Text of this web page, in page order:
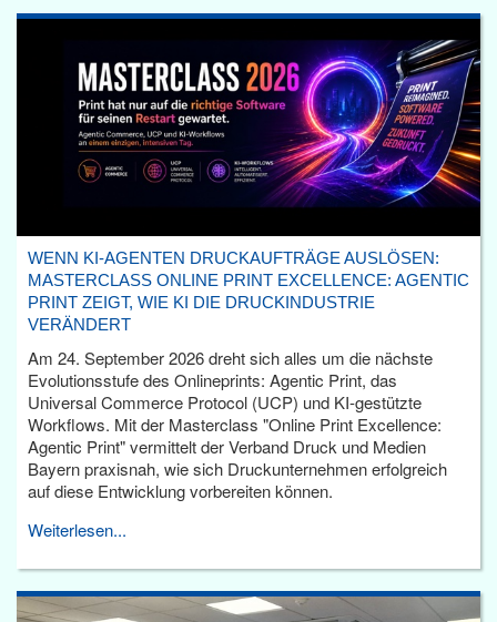
WENN KI-AGENTEN DRUCKAUFTRÄGE AUSLÖSEN:
MASTERCLASS ONLINE PRINT EXCELLENCE: AGENTIC
PRINT ZEIGT, WIE KI DIE DRUCKINDUSTRIE
VERÄNDERT
Am 24. September 2026 dreht sich alles um die nächste
Evolutionsstufe des Onlineprints: Agentic Print, das
Universal Commerce Protocol (UCP) und KI-gestützte
Workflows. Mit der Masterclass "Online Print Excellence:
Agentic Print" vermittelt der Verband Druck und Medien
Bayern praxisnah, wie sich Druckunternehmen erfolgreich
auf diese Entwicklung vorbereiten können.
Weiterlesen...